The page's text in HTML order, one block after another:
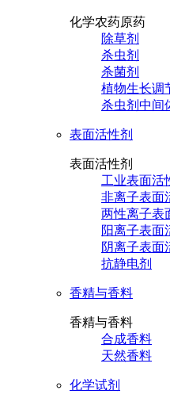
化学农药原药
除草剂
杀虫剂
杀菌剂
植物生长调
杀虫剂中间
表面活性剂
表面活性剂
工业表面活
非离子表面
两性离子表
阳离子表面
阴离子表面
抗静电剂
香精与香料
香精与香料
合成香料
天然香料
化学试剂